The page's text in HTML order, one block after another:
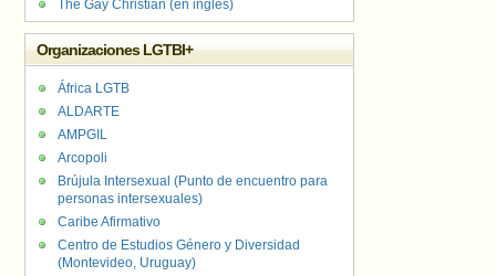
The Gay Christian (en inglés)
Organizaciones LGTBI+
África LGTB
ALDARTE
AMPGIL
Arcopoli
Brújula Intersexual (Punto de encuentro para
personas intersexuales)
Caribe Afirmativo
Centro de Estudios Género y Diversidad
(Montevideo, Uruguay)